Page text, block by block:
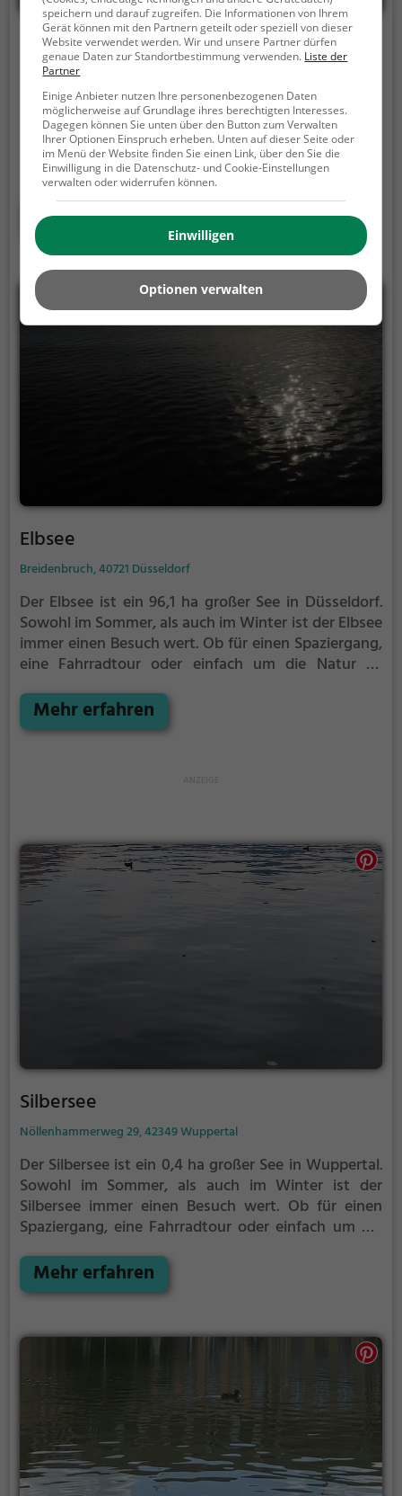
Bevertalsperre
Großhöhfeld, 51688 Wipperfürth
Der Bevertalsperre ist ein 172,6 ha großer See in
Wipperfürth.Anstatt ins Freibad zu gehen bietet der
See Entspannung pur mitten im Grünen. Auf den
umliegenden Liegewiesen bleibt genügend Platz
zum Sonnen, Spielen oder Picknicken. Von Mai bis
September ist der Bevertalsperre ein beliebtes
Ausflugsziel. Egal ob für Familien, Freunde oder
Paare, der Bevertalsperre ist die Adresse für warme
Tage.
Mehr erfahren
Elbsee
Breidenbruch, 40721 Düsseldorf
Der Elbsee ist ein 96,1 ha großer See in Düsseldorf.
Sowohl im Sommer, als auch im Winter ist der Elbsee
immer einen Besuch wert. Ob für einen Spaziergang,
eine Fahrradtour oder einfach um die Natur zu
Möglichkeiten für Freizeitaktivitäten.
Mehr erfahren
Silbersee
Nöllenhammerweg 29, 42349 Wuppertal
Der Silbersee ist ein 0,4 ha großer See in Wuppertal.
Sowohl im Sommer, als auch im Winter ist der
Silbersee immer einen Besuch wert. Ob für einen
Spaziergang, eine Fahrradtour oder einfach um die
Möglichkeiten für Freizeitaktivitäten.
Mehr erfahren
speichern und darauf zugreifen. Die Informationen von Ihrem
Gerät können mit den Partnern geteilt oder speziell von dieser
Website verwendet werden. Wir und unsere Partner dürfen
genaue Daten zur Standortbestimmung verwenden. Liste der
Partner
Einige Anbieter nutzen Ihre personenbezogenen Daten
möglicherweise auf Grundlage ihres berechtigten Interesses.
Dagegen können Sie unten über den Button zum Verwalten
Ihrer Optionen Einspruch erheben. Unten auf dieser Seite oder
im Menü der Website finden Sie einen Link, über den Sie die
Einwilligung in die Datenschutz- und Cookie-Einstellungen
verwalten oder widerrufen können.
Einwilligen
Optionen verwalten